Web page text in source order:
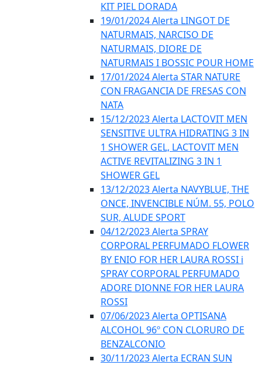
KIT PIEL DORADA
19/01/2024 Alerta LINGOT DE
NATURMAIS, NARCISO DE
NATURMAIS, DIORE DE
NATURMAIS I BOSSIC POUR HOME
17/01/2024 Alerta STAR NATURE
CON FRAGANCIA DE FRESAS CON
NATA
15/12/2023 Alerta LACTOVIT MEN
SENSITIVE ULTRA HIDRATING 3 IN
1 SHOWER GEL, LACTOVIT MEN
ACTIVE REVITALIZING 3 IN 1
SHOWER GEL
13/12/2023 Alerta NAVYBLUE, THE
ONCE, INVENCIBLE NÚM. 55, POLO
SUR, ALUDE SPORT
04/12/2023 Alerta SPRAY
CORPORAL PERFUMADO FLOWER
BY ENIO FOR HER LAURA ROSSI i
SPRAY CORPORAL PERFUMADO
ADORE DIONNE FOR HER LAURA
ROSSI
07/06/2023 Alerta OPTISANA
ALCOHOL 96º CON CLORURO DE
BENZALCONIO
30/11/2023 Alerta ECRAN SUN